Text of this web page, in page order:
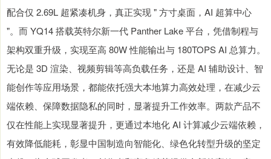
配合仅 2.69L 超紧凑机身，真正实现 " 方寸桌面，AI 超算中心
"。而 YQ14 搭载英特尔新一代 Panther Lake 平台，凭借制程与
架构双重升级，实现至高 80W 性能输出与 180TOPS AI 总算力。
无论是 3D 渲染、视频剪辑等高负载任务，还是 AI 辅助设计、智
能创作等应用场景，都能依托强大本地算力高效处理，在减少云
端依赖、保障数据隐私的同时，显著提升工作效率。两款产品不
仅在性能上实现显著提升，更通过本地化 AI 计算减少云端依赖，
有效降低能耗，彰显中国制造向智能化、绿色化转型升级的坚定